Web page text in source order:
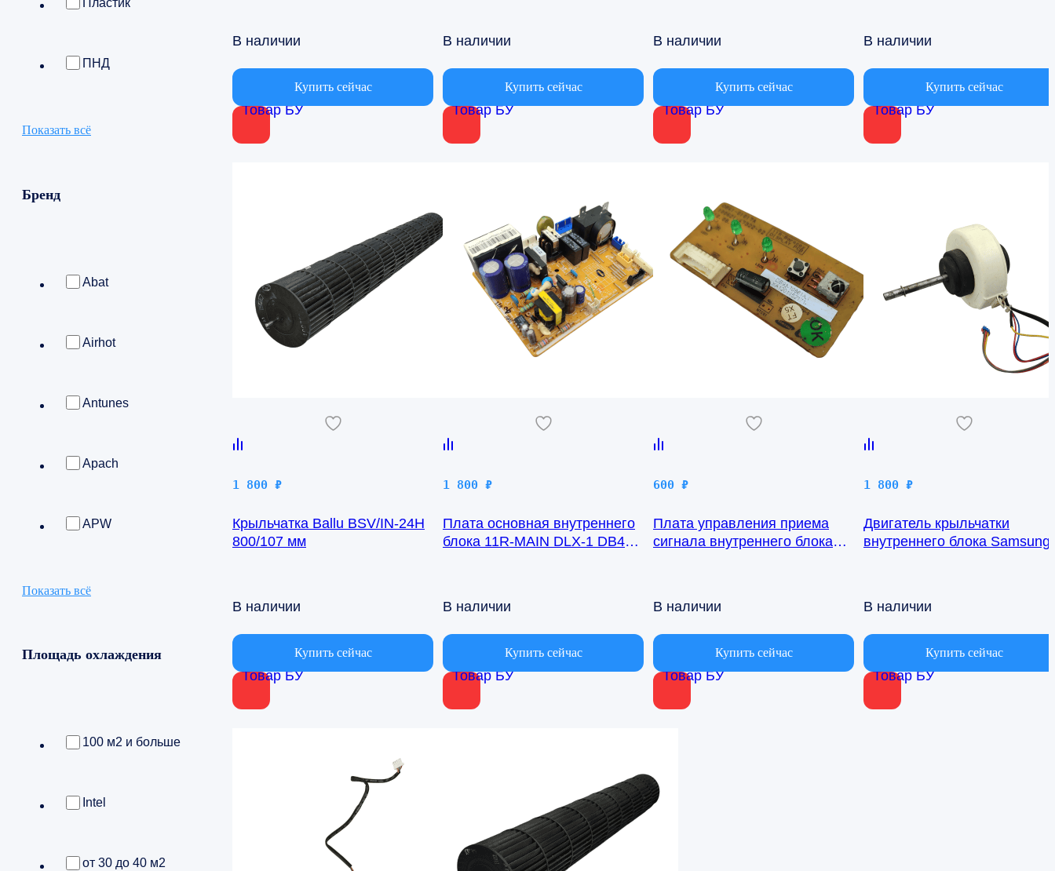
ПНД
Показать всё
Бренд
Abat
Airhot
Antunes
Apach
APW
Показать всё
Площадь охлаждения
100 м2 и больше
Intel
от 30 до 40 м2
Товар БУ
В наличии
Купить сейчас
Товар БУ
В наличии
Купить сейчас
Товар БУ
В наличии
Купить сейчас
Товар БУ
В наличии
Купить сейчас
Товар БУ
1 800 ₽
Крыльчатка Ballu BSV/IN-24H
800/107 мм
В наличии
Купить сейчас
Товар БУ
1 800 ₽
Плата основная внутреннего
блока 11R-MAIN DLX-1 DB41-
В наличии
Купить сейчас
Товар БУ
600 ₽
Плата управления приема
сигнала внутреннего блока
В наличии
Купить сейчас
Товар БУ
1 800 ₽
Двигатель крыльчатки
внутреннего блока Samsung
В наличии
Купить сейчас